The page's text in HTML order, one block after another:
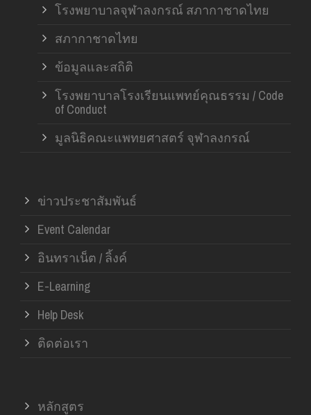
โรงพยาบาลจุฬาลงกรณ์ สภากาชาดไทย
สภากาชาดไทย
ข้อมูลและสถิติ
โรงพยาบาลโรงเรียนแพทย์คุณธรรม / Code
of Conduct
มูลนิธิคณะแพทยศาสตร์ จุฬาลงกรณ์
ข่าวประชาสัมพันธ์
Event Calendar
อินทราเน็ต / ลิ้งค์
E-Learning
Help Desk
ติดต่อเรา
หลักสูตร